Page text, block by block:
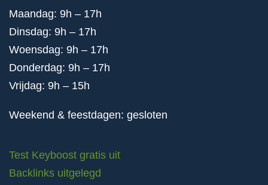
Maandag: 9h – 17h
Dinsdag: 9h – 17h
Woensdag: 9h – 17h
Donderdag: 9h – 17h
Vrijdag: 9h – 15h
Weekend & feestdagen: gesloten
Test Keyboost gratis uit
Backlinks uitgelegd